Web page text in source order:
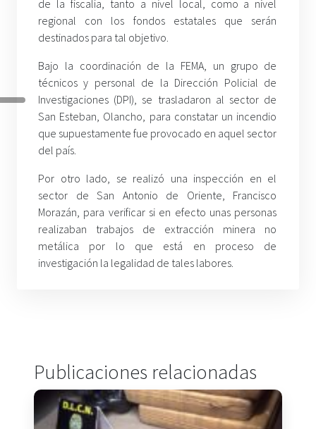
de la fiscalía, tanto a nivel local, como a nivel
regional con los fondos estatales que serán
destinados para tal objetivo.
Bajo la coordinación de la FEMA, un grupo de
técnicos y personal de la Dirección Policial de
Investigaciones (DPI), se trasladaron al sector de
San Esteban, Olancho, para constatar un incendio
que supuestamente fue provocado en aquel sector
del país.
Por otro lado, se realizó una inspección en el
sector de San Antonio de Oriente, Francisco
Morazán, para verificar si en efecto unas personas
realizaban trabajos de extracción minera no
metálica por lo que está en proceso de
investigación la legalidad de tales labores.
Publicaciones relacionadas